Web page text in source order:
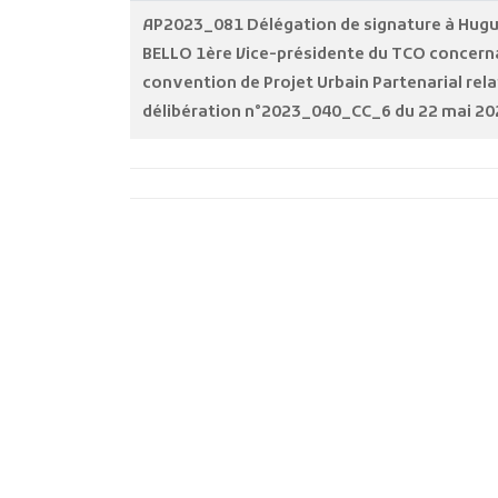
AP2023_081 Délégation de signature à
BELLO 1ère Vice-présidente du TCO
convention de Projet Urbain Partenarial
délibération n°2023_040_CC_6 du 22 mai